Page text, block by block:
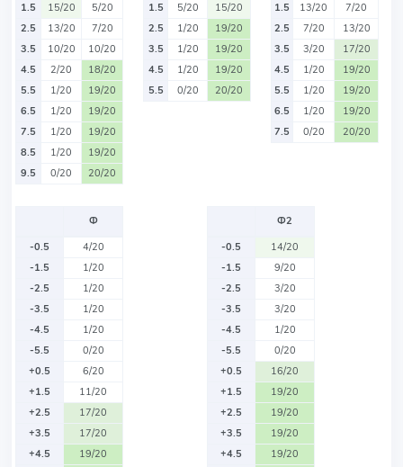
1.5
15/20
5/20
2.5
13/20
7/20
3.5
10/20
10/20
4.5
2/20
18/20
5.5
1/20
19/20
6.5
1/20
19/20
7.5
1/20
19/20
8.5
1/20
19/20
9.5
0/20 20/20
1.5
5/20
15/20
2.5
1/20
19/20
3.5
1/20
19/20
4.5
1/20
19/20
5.5
0/20 20/20
1.5
13/20
7/20
2.5
7/20
13/20
3.5
3/20
17/20
4.5
1/20
19/20
5.5
1/20
19/20
6.5
1/20
19/20
7.5
0/20 20/20
Ф
-0.5
4/20
-1.5
1/20
-2.5
1/20
-3.5
1/20
-4.5
1/20
-5.5
0/20
+0.5
6/20
+1.5
11/20
+2.5
17/20
+3.5
17/20
+4.5
19/20
Ф2
-0.5
14/20
-1.5
9/20
-2.5
3/20
-3.5
3/20
-4.5
1/20
-5.5
0/20
+0.5
16/20
+1.5
19/20
+2.5
19/20
+3.5
19/20
+4.5
19/20